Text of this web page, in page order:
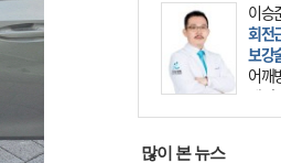
이승
회전
보강
어깨
에
는 오
많이 본 뉴스